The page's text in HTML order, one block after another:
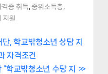
격증 취득 ,중위소득층
지원
, 학교밖청소년 상담 지
자격조건
학교밖청소년 수당 지